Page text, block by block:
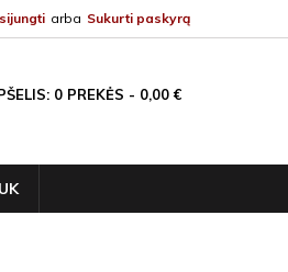
arba Sukurti paskyrą
0 PREKĖS - 0,00 €